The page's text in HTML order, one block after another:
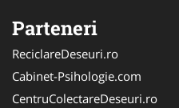
Parteneri
ReciclareDeseuri.ro
Cabinet-Psihologie.com
CentruColectareDeseuri.ro